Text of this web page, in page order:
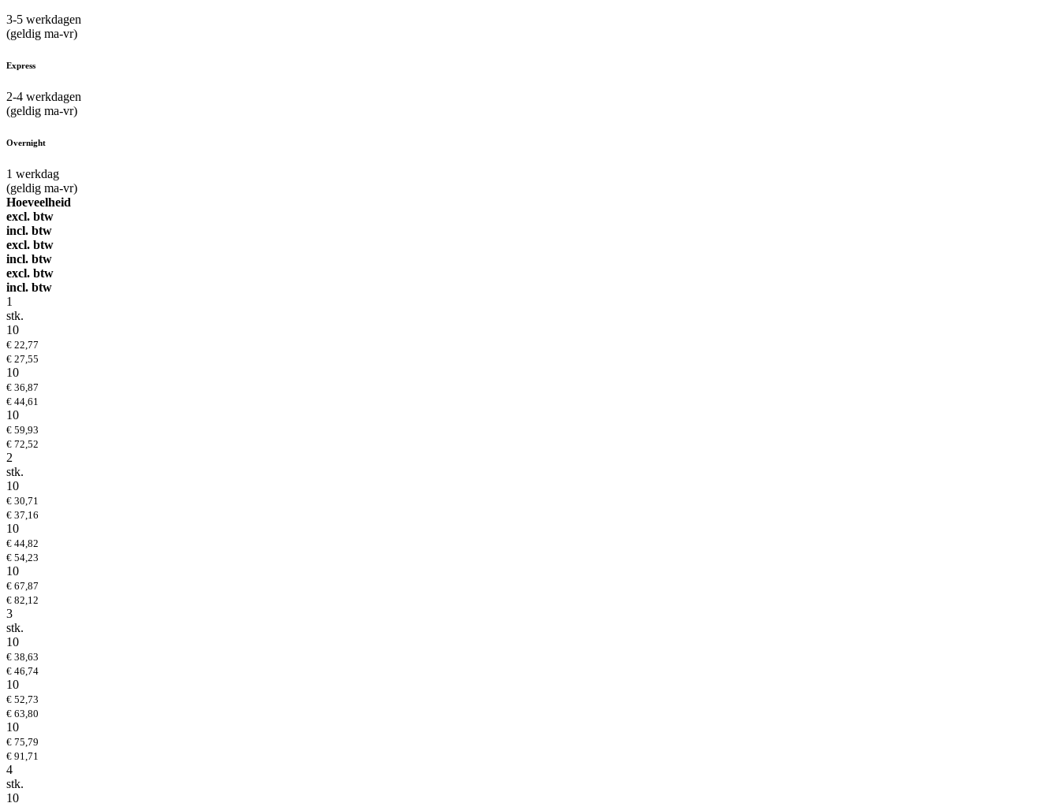
3-5 werkdagen
(geldig ma-vr)
Express
2-4 werkdagen
(geldig ma-vr)
Overnight
1 werkdag
(geldig ma-vr)
Hoeveelheid
excl. btw
incl. btw
excl. btw
incl. btw
excl. btw
incl. btw
1
stk.
10
€ 22,77
€ 27,55
10
€ 36,87
€ 44,61
10
€ 59,93
€ 72,52
2
stk.
10
€ 30,71
€ 37,16
10
€ 44,82
€ 54,23
10
€ 67,87
€ 82,12
3
stk.
10
€ 38,63
€ 46,74
10
€ 52,73
€ 63,80
10
€ 75,79
€ 91,71
4
stk.
10